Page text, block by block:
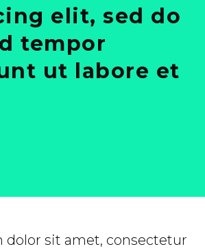
elit, sed do
tempor
ut labore et
dolor sit amet, consectetur